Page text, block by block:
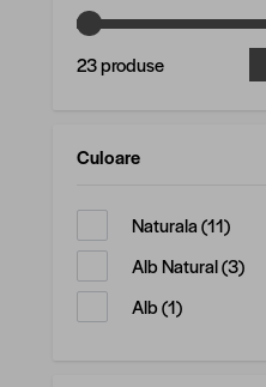
23 produse
Culoare
Naturala(11)
Alb Natural(3)
Alb(1produse
)